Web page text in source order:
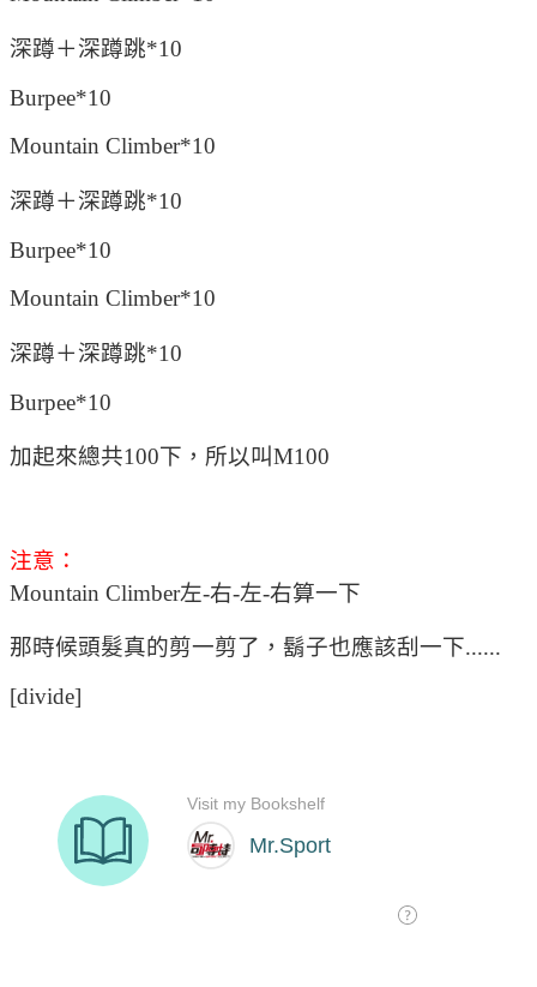
深蹲＋深蹲跳*10
Burpee*10
Mountain Climber*10
深蹲＋深蹲跳*10
Burpee*10
Mountain Climber*10
深蹲＋深蹲跳*10
Burpee*10
加起來總共100下，所以叫M100
注意：
Mountain Climber左-右-左-右算一下
那時候頭髮真的剪一剪了，鬍子也應該刮一下......
[divide]